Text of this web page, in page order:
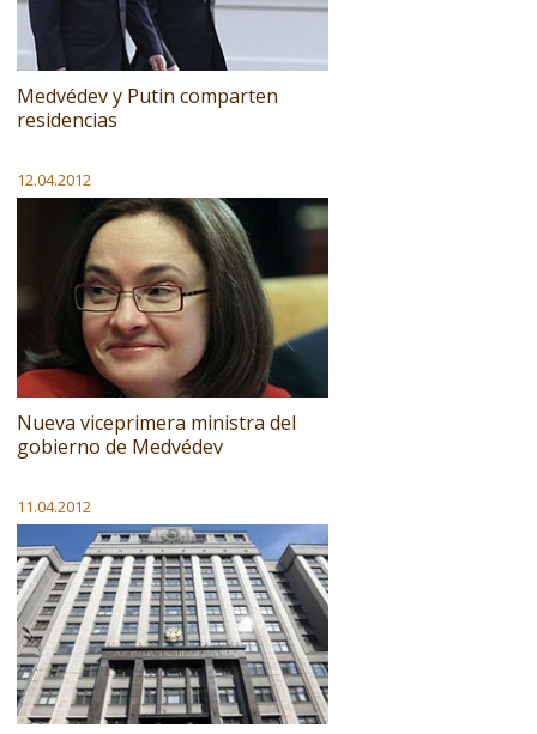
Medvédev y Putin comparten
residencias
12.04.2012
Nueva viceprimera ministra del
gobierno de Medvédev
11.04.2012